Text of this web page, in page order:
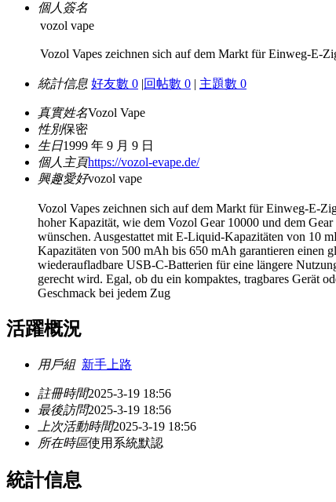
個人簽名
vozol vape
Vozol Vapes zeichnen sich auf dem Markt für Einweg-E-
統計信息 好友數 0 |回帖數 0 | 主題數 0
真實姓名Vozol Vape
性別保密
生日1999 年 9 月 9 日
個人主頁https://vozol-evape.de/
興趣愛好vozol vape
Vozol Vapes zeichnen sich auf dem Markt für Einweg-E-
hoher Kapazität, wie dem Vozol Gear 10000 und dem
wünschen. Ausgestattet mit E-Liquid-Kapazitäten von 10
Kapazitäten von 500 mAh bis 650 mAh garantieren einen
wiederaufladbare USB-C-Batterien für eine längere
gerecht wird. Egal, ob du ein kompaktes, tragbares Gerät
Geschmack bei jedem Zug
活躍概況
用戶組 新手上路
註冊時間2025-3-19 18:56
最後訪問2025-3-19 18:56
上次活動時間2025-3-19 18:56
所在時區使用系統默認
統計信息